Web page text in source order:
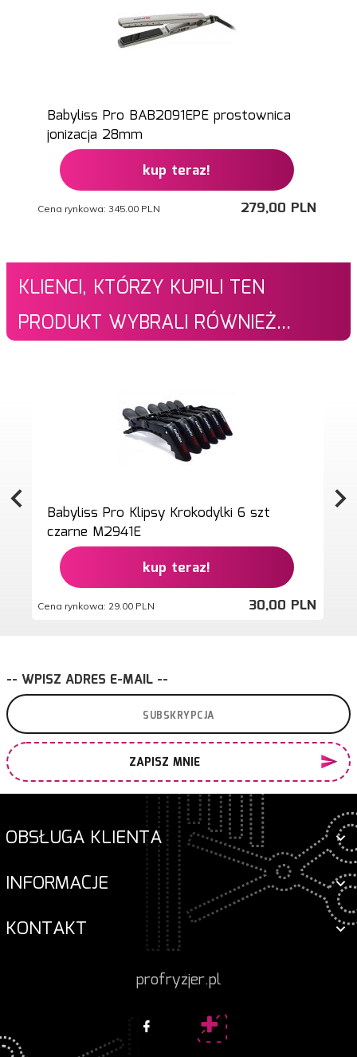
Babyliss Pro BAB2091EPE prostownica
jonizacja 28mm
kup teraz!
279,00 PLN
Cena rynkowa: 345.00 PLN
KLIENCI, KTÓRZY KUPILI TEN
PRODUKT WYBRALI RÓWNIEŻ...
Babyliss Pro Klipsy Krokodylki 6 szt
czarne M2941E
kup teraz!
30,00 PLN
Cena rynkowa: 29.00 PLN
-- WPISZ ADRES E-MAIL --
ZAPISZ MNIE
OBSŁUGA KLIENTA
INFORMACJE
KONTAKT
profryzjer.pl